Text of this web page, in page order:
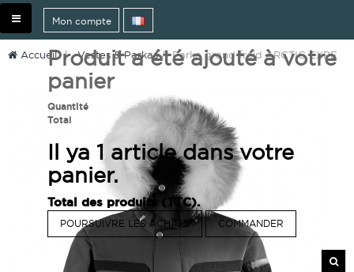
Mon compte
Produit a été ajouté à votre
panier
Quantité
Total
Il ya 1 article dans votre
panier.
Total des produits (TTC).
POURSUIVRE LES ACHATS COMMANDER
Basculer
la
Accueil > Vestes & Parkas > Parka grand froid ARCTIC EXPE